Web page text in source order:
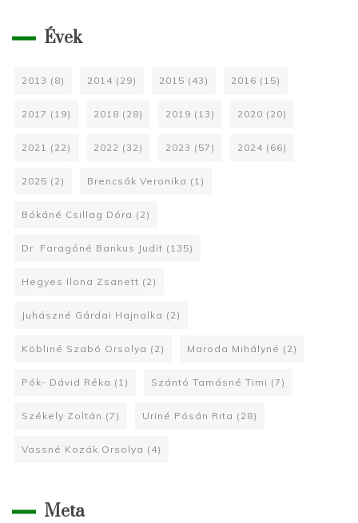
Évek
2013 (8) 2014 (29) 2015 (43) 2016 (15)
2017 (19) 2018 (28) 2019 (13) 2020 (20)
2021 (22) 2022 (32) 2023 (57) 2024 (66)
2025 (2) Brencsák Veronika (1)
Bókáné Csillag Dóra (2)
Dr. Faragóné Bankus Judit (135)
Hegyes Ilona Zsanett (2)
Juhászné Gárdai Hajnalka (2)
Köbliné Szabó Orsolya (2) Maroda Mihályné (2)
Pók- Dávid Réka (1) Szántó Tamásné Timi (7)
Székely Zoltán (7) Uriné Pósán Rita (28)
Vassné Kozák Orsolya (4)
Meta